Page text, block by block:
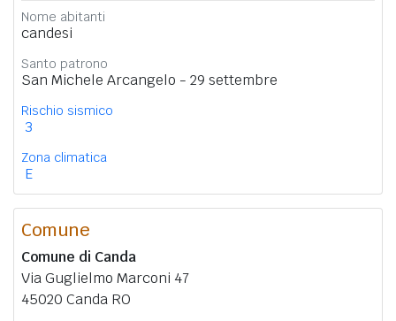
Nome abitanti
candesi
Santo patrono
San Michele Arcangelo - 29 settembre
Rischio sismico
3
Zona climatica
E
Comune
Comune di Canda
Via Guglielmo Marconi 47
45020 Canda RO